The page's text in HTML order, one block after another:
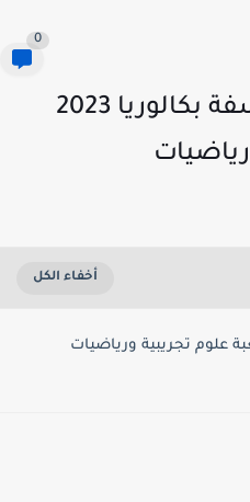
تصحيح موضوع الفلسفة بكالوريا 2023
تجريبية ورياضيات